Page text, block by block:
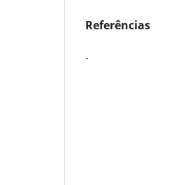
Referências
-